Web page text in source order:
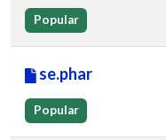
Popular
se.phar
Popular